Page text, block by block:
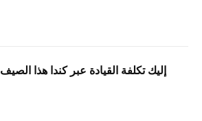
إليك تكلفة القيادة عبر كندا هذا الصيف